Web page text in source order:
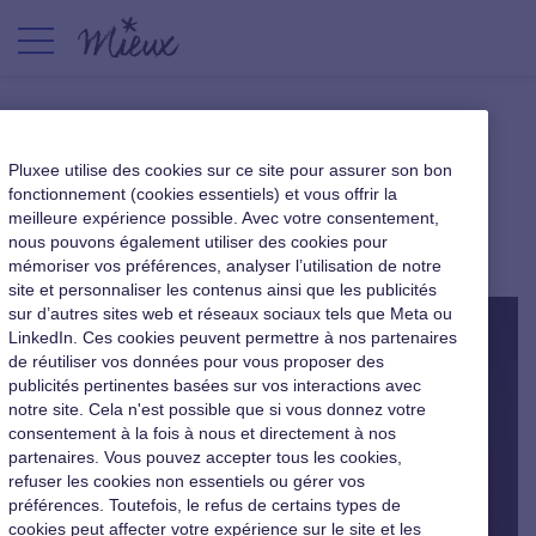
La théorie du syndrome de
l’échec programmé
Nouveaux usages au travail |17 janvier 2017
Pluxee utilise des cookies sur ce site pour assurer son bon
fonctionnement (cookies essentiels) et vous offrir la
meilleure expérience possible. Avec votre consentement,
nous pouvons également utiliser des cookies pour
mémoriser vos préférences, analyser l’utilisation de notre
site et personnaliser les contenus ainsi que les publicités
sur d’autres sites web et réseaux sociaux tels que Meta ou
LinkedIn. Ces cookies peuvent permettre à nos partenaires
de réutiliser vos données pour vous proposer des
publicités pertinentes basées sur vos interactions avec
notre site. Cela n'est possible que si vous donnez votre
consentement à la fois à nous et directement à nos
partenaires. Vous pouvez accepter tous les cookies,
refuser les cookies non essentiels ou gérer vos
préférences. Toutefois, le refus de certains types de
cookies peut affecter votre expérience sur le site et les